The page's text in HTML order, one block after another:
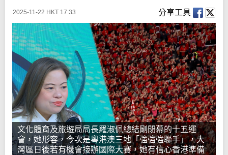
2025-11-22 HKT 17:33 分享工具
文化體育及旅遊局局長羅淑佩總結剛閉幕的十五運
會，她形容，今次是粵港澳三地「強強強聯手」，大
灣區日後若有機會接辦國際大賽，她有信心香港準備